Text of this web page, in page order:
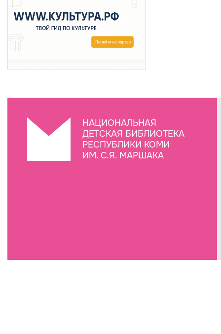
НАЦИОНАЛЬНАЯ
ДЕТСКАЯ БИБЛИОТЕКА
РЕСПУБЛИКИ КОМИ
ИМ. С.Я. МАРШАКА